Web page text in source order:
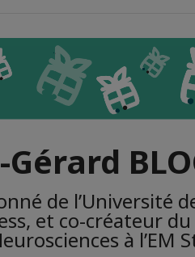
Gérard
de l’Université
et co-créateur
à l’EM